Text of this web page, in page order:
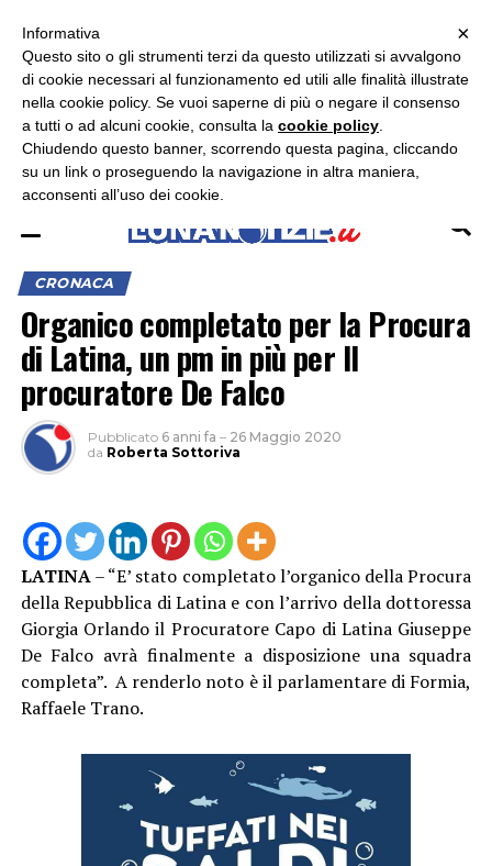
ASCOLTA RADIO LUNA
CRONACA
Organico completato per la Procura
di Latina, un pm in più per Il
procuratore De Falco
Pubblicato 6 anni fa – 26 Maggio 2020
da Roberta Sottoriva
LATINA– “E’ stato completato l’organico della Procura
della Repubblica di Latina e con l’arrivo della dottoressa
Giorgia Orlando il Procuratore Capo di Latina Giuseppe
De Falco avrà finalmente a disposizione una squadra
completa”. A renderlo noto è il parlamentare di Formia,
Raffaele Trano.
×
×
Informativa
Questo sito o gli strumenti terzi da questo utilizzati si avvalgono
di cookie necessari al funzionamento ed utili alle finalità illustrate
nella cookie policy. Se vuoi saperne di più o negare il consenso
a tutti o ad alcuni cookie, consulta la cookie policy
Chiudendo questo banner, scorrendo questa pagina, cliccando
su un link o proseguendo la navigazione in altra maniera,
acconsenti all’uso dei cookie.